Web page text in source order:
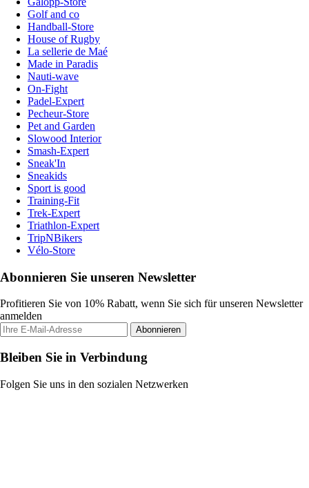
Golf and co
Handball-Store
House of Rugby
La sellerie de Maé
Made in Paradis
Nauti-wave
On-Fight
Padel-Expert
Pecheur-Store
Pet and Garden
Slowood Interior
Smash-Expert
Sneak'In
Sneakids
Sport is good
Training-Fit
Trek-Expert
Triathlon-Expert
TripNBikers
Vélo-Store
Abonnieren Sie unseren Newsletter
Profitieren Sie von 10% Rabatt, wenn Sie sich für unseren Newsletter
anmelden
Abonnieren
Bleiben Sie in Verbindung
Folgen Sie uns in den sozialen Netzwerken